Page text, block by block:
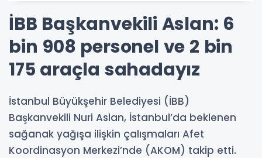
İBB Başkanvekili Aslan: 6
bin 908 personel ve 2 bin
175 araçla sahadayız
İstanbul Büyükşehir Belediyesi (İBB)
Başkanvekili Nuri Aslan, İstanbul’da beklenen
sağanak yağışa ilişkin çalışmaları Afet
Koordinasyon Merkezi’nde (AKOM) takip etti.